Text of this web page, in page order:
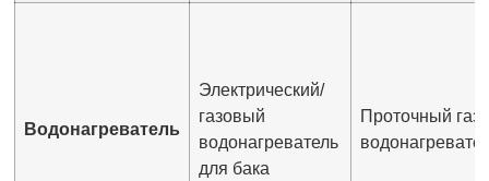
Водонагреватель
Электрический/
газовый
водонагреватель
для бака
Проточный